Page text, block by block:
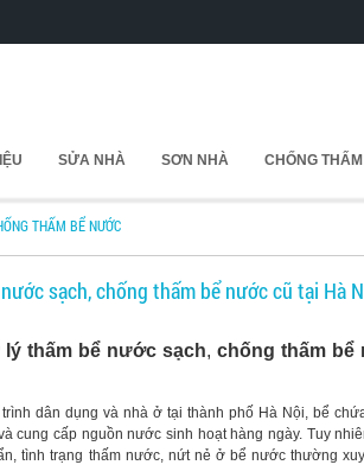
SỬA NHÀ SƠN NHÀ CHỐNG THẤM
THẤM BỂ NƯỚC
sạch, chống thấm bể nước cũ tại Hà
lý thấm bể nước sạch, chống thấm bể
dân dụng và nhà ở tại thành phố Hà Nội, bể
cung cấp nguồn nước sinh hoạt hàng ngày. Tuy
tình trạng thấm nước, nứt nẻ ở bể nước thường